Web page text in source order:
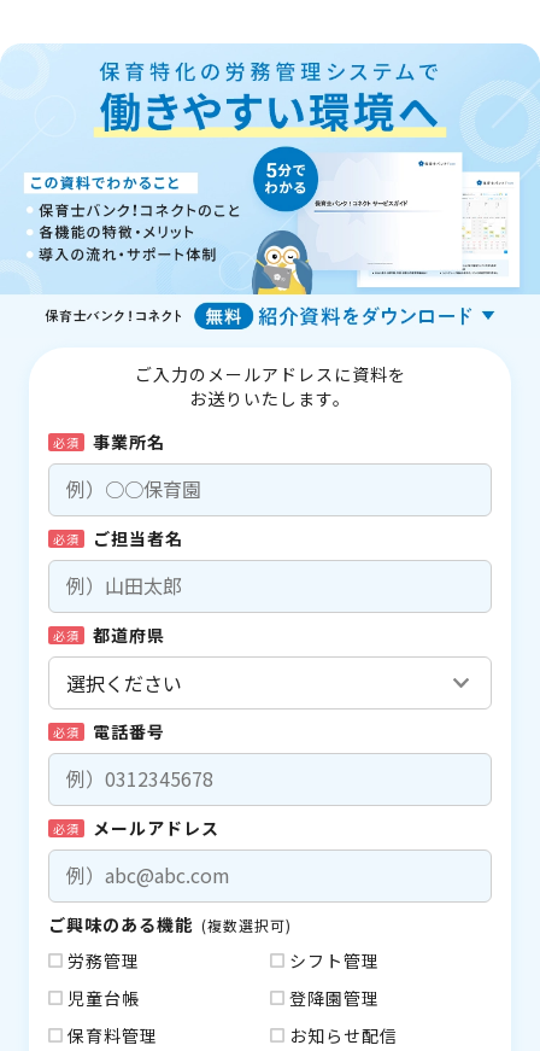
ご入力のメールアドレスに資料を
お送りいたします。
必須 事業所名
必須 ご担当者名
必須 都道府県
必須 電話番号
必須 メールアドレス
ご興味のある機能 (複数選択可)
労務管理
シフト管理
児童台帳
登降園管理
保育料管理
お知らせ配信